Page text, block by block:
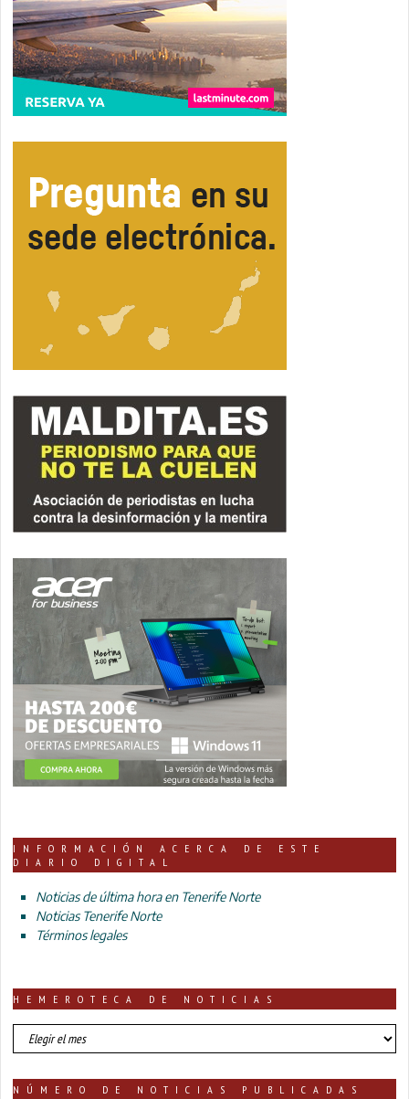
INFORMACIÓN ACERCA DE ESTE
DIARIO DIGITAL
Noticias de última hora en Tenerife Norte
Noticias Tenerife Norte
Términos legales
HEMEROTECA DE NOTICIAS
HEMEROTECA
DE
NÚMERO DE NOTICIAS PUBLICADAS